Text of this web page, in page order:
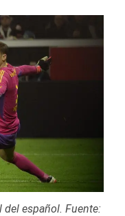
del español. Fuente: